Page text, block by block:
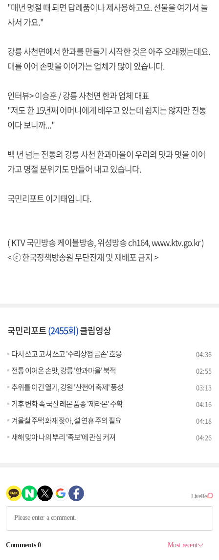
"매년 명절 때 되면 답례품이나 제사용하고요. 선물을 여기서 늘
사서 가요."
강릉 사천면에서 한과를 만들기 시작한 것은 아주 오래됐는데요.
대를 이어 손맛을 이어가는 업체가 많이 있습니다.
인터뷰> 이승훈 / 강릉 사천면 한과 업체 대표
"저도 한 15년째 어머니에게 배우고 있는데 쉽지는 않지만 전통
이다 보니까..."
백 년 넘는 전통의 강릉 사천 한과마을이 우리의 맛과 멋을 이어
가고 명절 분위기도 만들어 내고 있습니다.
국민리포트 이기태입니다.
( KTV 국민방송 케이블방송, 위성방송 ch164,www.ktv.go.kr)
< ⓒ 한국정책방송원 무단전재 및 재배포 금지 >
국민리포트(2455회)클립영상
다시 쓰고 고쳐 쓰고 '수리상점 곰손' 호응 04:36
전통 이어온 손맛, 강릉 '한과마을' 북적 02:55
추위를 이긴 열기, 강원 '산천어 축제' 풍성 03:13
기후 변화 속 국산 레몬 품종 '제라몬' 수확 04:16
겨울철 주택 화재 잦아, 설 연휴 주의 필요 04:18
새해 맞아 나의 뿌리 '족보'에 관심 커져 04:26